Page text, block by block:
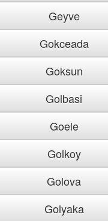
Geyve
Gokceada
Goksun
Golbasi
Goele
Golkoy
Golova
Golyaka